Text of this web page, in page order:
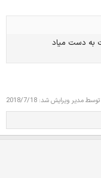
به دست میاد
توسط مدیر ویرایش شد: 2018/7/18